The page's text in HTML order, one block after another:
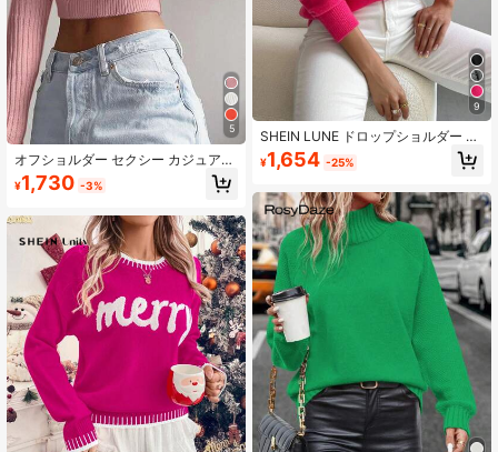
5
オフショルダー セクシー カジュアル
ニットセーター、春/秋/冬
¥1,730 -3%
9
SHEIN LUNE ドロップショルダー モ
ックネックセーター、長袖ニットプ
ルオーバー 秋冬
¥1,654 -25%